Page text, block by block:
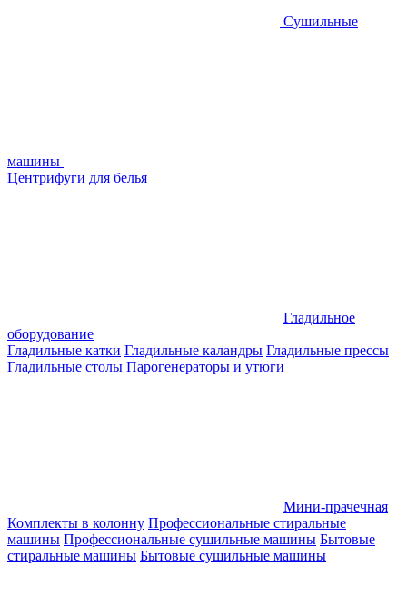
Сушильные
машины
Центрифуги для белья
Гладильное
оборудование
Гладильные катки Гладильные каландры Гладильные прессы
Гладильные столы Парогенераторы и утюги
Мини-прачечная
Комплекты в колонну Профессиональные стиральные
машины Профессиональные сушильные машины Бытовые
стиральные машины Бытовые сушильные машины